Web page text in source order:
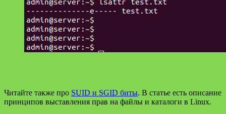
Читайте также про SUID и SGID биты. В статье есть описание
принципов выставления прав на файлы и каталоги в Linux.